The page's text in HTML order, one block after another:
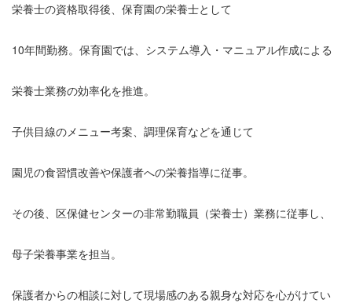
栄養士の資格取得後、保育園の栄養士として
10年間勤務。保育園では、システム導入・マニュアル作成による
栄養士業務の効率化を推進。
子供目線のメニュー考案、調理保育などを通じて
園児の食習慣改善や保護者への栄養指導に従事。
その後、区保健センターの非常勤職員（栄養士）業務に従事し、
母子栄養事業を担当。
保護者からの相談に対して現場感のある親身な対応を心がけてい